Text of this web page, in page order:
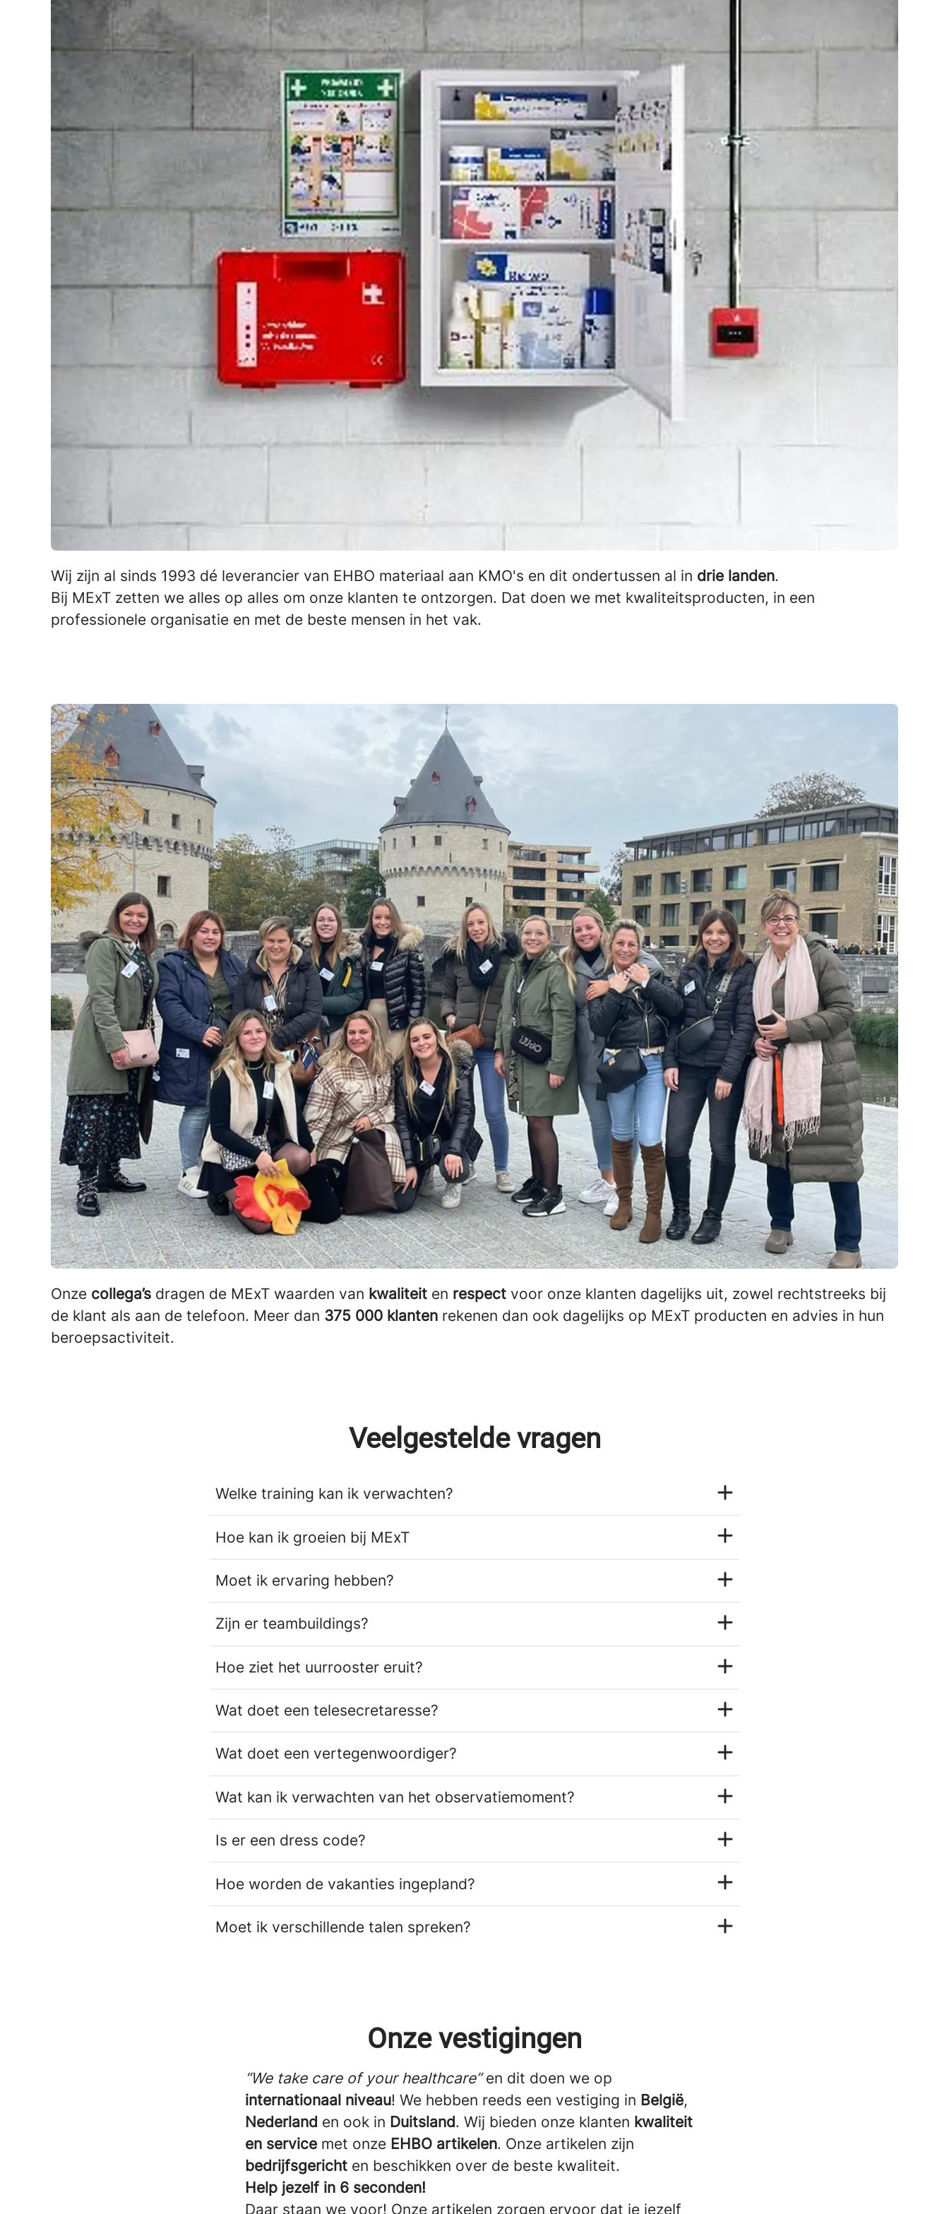
Wij zijn al sinds 1993 dé leverancier van EHBO materiaal aan KMO's en dit ondertussen al in drie landen.
Bij MExT zetten we alles op alles om onze klanten te ontzorgen. Dat doen we met kwaliteitsproducten, in een
professionele organisatie en met de beste mensen in het vak.
Onze collega’s dragen de MExT waarden van kwaliteit en respect voor onze klanten dagelijks uit, zowel rechtstreeks bij
de klant als aan de telefoon. Meer dan 375 000 klanten rekenen dan ook dagelijks op MExT producten en advies in hun
beroepsactiviteit.
Veelgestelde vragen
Welke training kan ik verwachten?
Hoe kan ik groeien bij MExT
Moet ik ervaring hebben?
Zijn er teambuildings?
Hoe ziet het uurrooster eruit?
Wat doet een telesecretaresse?
Wat doet een vertegenwoordiger?
Wat kan ik verwachten van het observatiemoment?
Is er een dress code?
Hoe worden de vakanties ingepland?
Moet ik verschillende talen spreken?
Onze vestigingen
“We take care of your healthcare”en dit doen we op
internationaal niveau! We hebben reeds een vestiging in België,
Nederland en ook in Duitsland. Wij bieden onze klanten kwaliteit
en service met onze EHBO artikelen. Onze artikelen zijn
bedrijfsgericht en beschikken over de beste kwaliteit.
Help jezelf in 6 seconden!
Daar staan we voor! Onze artikelen zorgen ervoor dat je jezelf